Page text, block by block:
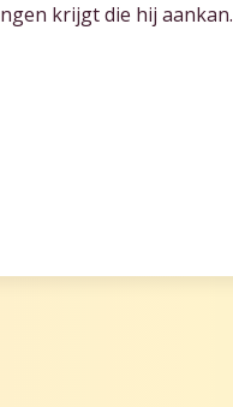
krijgt die hij aankan.